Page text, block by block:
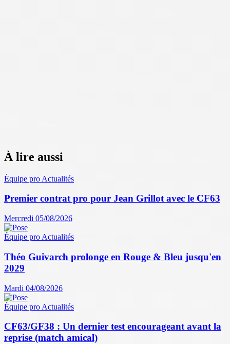
À lire aussi
Équipe pro Actualités
Premier contrat pro pour Jean Grillot avec le CF63
Mercredi 05/08/2026
Équipe pro Actualités
Théo Guivarch prolonge en Rouge & Bleu jusqu'en
2029
Mardi 04/08/2026
Équipe pro Actualités
CF63/GF38 : Un dernier test encourageant avant la
reprise (match amical)